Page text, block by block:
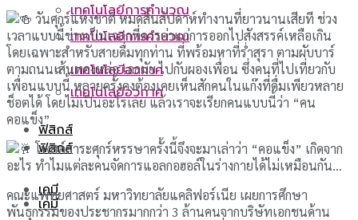
เทคโนโลยีการคำนวณ
เทคโนโลยีอวกาศ
ฟิสิกส์
เคมี
เทคโนโลยีการคำนวณ
เทคโนโลยีอวกาศ
ฟิสิกส์
เคมี
วันศุกร์แห่งชาติ หมดสิ้นสัปดาห์ทำงานที่ยาวนานเสียที ช่วง
เวลาแบบนี้ช่างเป็นเวลาที่ควรค่าแก่การออกไปสังสรรค์เหลือเกิน
โดยเฉพาะสำหรับสายดื่มทุกท่าน ที่พร้อมหาที่ร่ำสุรา ตามผับบาร์
ตามถนนเส้นทองหล่อ เอกมัย ไปกับผองเพื่อน ซึ่งคนที่ไปเที่ยวกับ
เพื่อนแบบนี้ หลายครั้งคงต้องเคยเห็นสักคนในแก๊งที่ดื่มเพียวหลาย
ช็อตได้ โดยไม่เป็นอะไรเลย แล้วเราจะเรียกคนแบบนี้ว่า “คน
คอแข็ง”
โพสต์สาระศุกร์หรรษาครั้งนี้จึงจะมาเล่าว่า “คอแข็ง” เกิดจาก
อะไร ทำไมแต่ละคนจัดการแอลกอฮอล์ในร่างกายได้ไม่เหมือนกัน…
คณะแพทยศาสตร์ มหาวิทยาลัยแคลิฟอร์เนีย เผยการศึกษา
พันธุกรรมของประชากรมากกว่า 3 ล้านคนจากบริษัทเอกชนด้าน